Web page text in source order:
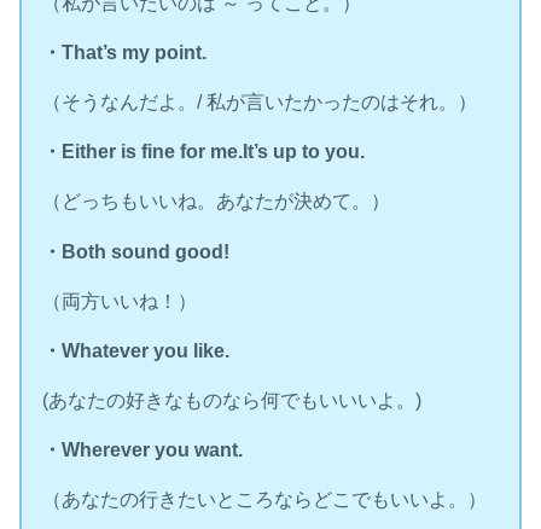
・That’s my point.
（そうなんだよ。/ 私が言いたかったのはそれ。）
・Either is fine for me.It’s up to you.
（どっちもいいね。あなたが決めて。）
・Both sound good!
（両方いいね！）
・Whatever you like.
(あなたの好きなものなら何でもいいいよ。)
・Wherever you want.
（あなたの行きたいところならどこでもいいよ。）